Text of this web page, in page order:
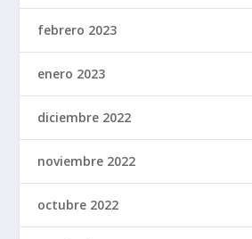
febrero 2023
enero 2023
diciembre 2022
noviembre 2022
octubre 2022